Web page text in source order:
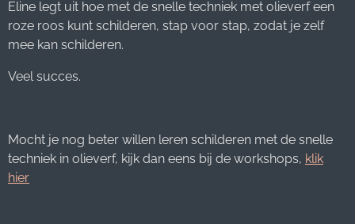
Eline legt uit hoe met de snelle techniek met olieverf een
roze roos kunt schilderen, stap voor stap, zodat je zelf
mee kan schilderen.
Veel succes.
Mocht je nog beter willen leren schilderen met de snelle
techniek in olieverf, kijk dan eens bij de workshops, klik
hier